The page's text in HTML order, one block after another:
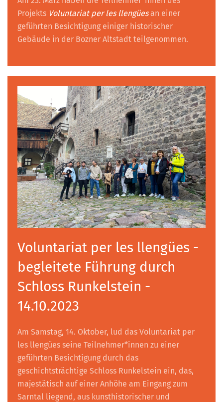
Projekts Voluntariat per les llengüesan einer
geführten Besichtigung einiger historischer
Gebäude in der Bozner Altstadt teilgenommen.
Voluntariat per les llengües -
begleitete Führung durch
Schloss Runkelstein -
14.10.2023
Am Samstag, 14. Oktober, lud das Voluntariat per
les llengües seine Teilnehmer*innen zu einer
geführten Besichtigung durch das
geschichtsträchtige Schloss Runkelstein ein, das,
majestätisch auf einer Anhöhe am Eingang zum
Sarntal liegend, aus kunsthistorischer und